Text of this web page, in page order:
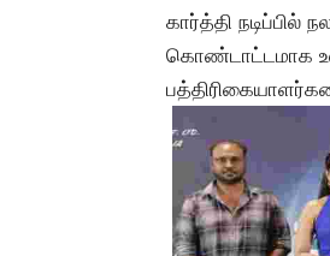
கார்த்தி நடிப்பில்
கொண்டாட்டமாக